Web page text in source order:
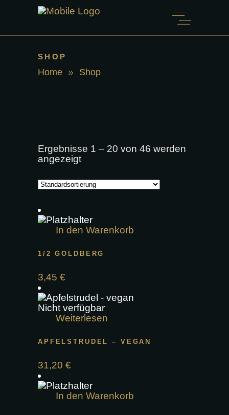
SHOP
Home Shop
Ergebnisse 1 – 20 von 46 werden
angezeigt
In den Warenkorb
1/2 GOLDBERG
3,45 €
Nicht verfügbar
Weiterlesen
APFELSTRUDEL – VEGAN
31,20 €
In den Warenkorb